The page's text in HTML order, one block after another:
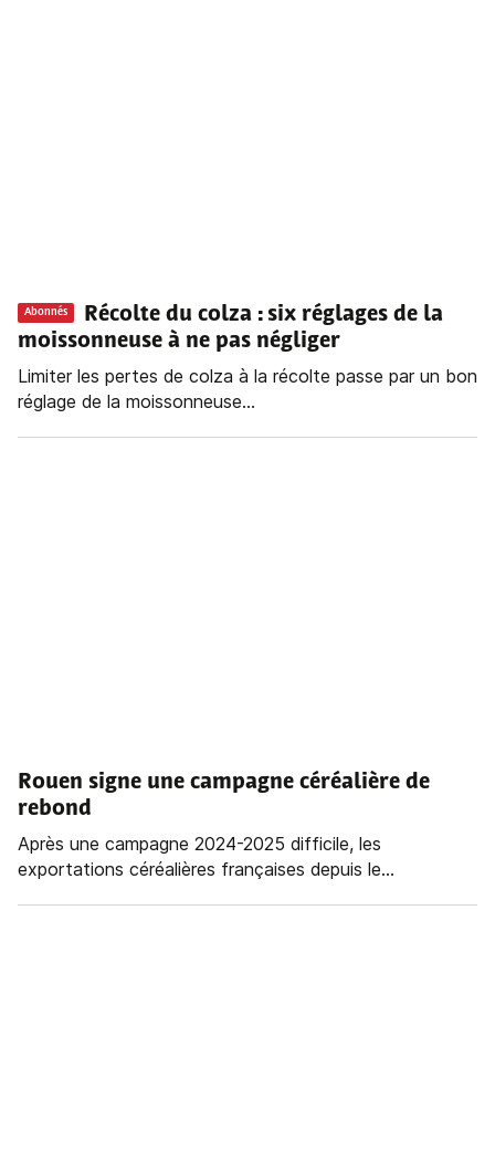
Abonnés
Récolte du colza : six réglages de la
moissonneuse à ne pas négliger
Limiter les pertes de colza à la récolte passe par un bon
réglage de la moissonneuse...
Rouen signe une campagne céréalière de
rebond
Après une campagne 2024-2025 difficile, les
exportations céréalières françaises depuis le...